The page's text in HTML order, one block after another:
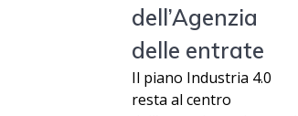
dell’Agenzia
delle entrate
Il piano Industria 4.0
resta al centro